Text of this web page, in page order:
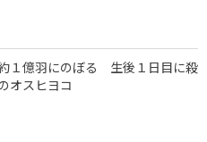
１億羽にのぼる 生後１日目に殺
オスヒヨコ